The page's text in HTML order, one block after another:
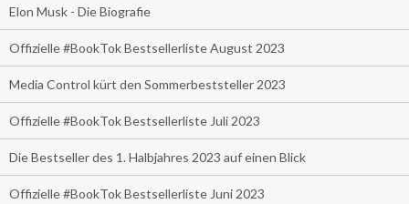
Elon Musk - Die Biografie
Offizielle #BookTok Bestsellerliste August 2023
Media Control kürt den Sommerbeststeller 2023
Offizielle #BookTok Bestsellerliste Juli 2023
Die Bestseller des 1. Halbjahres 2023 auf einen Blick
Offizielle #BookTok Bestsellerliste Juni 2023